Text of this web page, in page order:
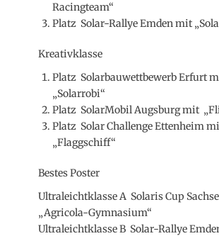
Racingteam“
Platz Solar-Rallye Emden mit
Kreativklasse
Platz Solarbauwettbewerb Erfurt
„Solarrobi“
Platz SolarMobil Augsburg mit
Platz Solar Challenge Ettenheim
„Flaggschiff“
Bestes Poster
Ultraleichtklasse A Solaris Cup
„Agricola-Gymnasium“
Ultraleichtklasse B Solar-Rallye